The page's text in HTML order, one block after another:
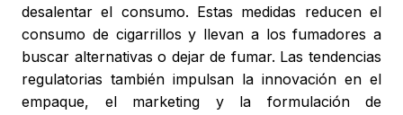
desalentar el consumo. Estas medidas reducen el
consumo de cigarrillos y llevan a los fumadores a
buscar alternativas o dejar de fumar. Las tendencias
regulatorias también impulsan la innovación en el
empaque, el marketing y la formulación de